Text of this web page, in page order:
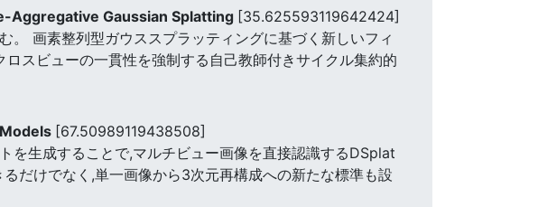
Aggregative Gaussian Splatting [35.625593119642424]
画素整列型ガウススプラッティングに基づく新しいフィ
スビューの一貫性を強制する自己教師付きサイクル集約的
[67.50989119438508]
を生成することで,マルチビュー画像を直接認識するDSplat
だけでなく,単一画像から3次元再構成への新たな標準も設